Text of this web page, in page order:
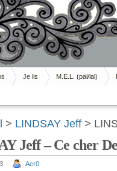
Je lis M.E.L. (pal/lal)
> LINDSAY Jeff >
Jeff – Ce cher
Acr0